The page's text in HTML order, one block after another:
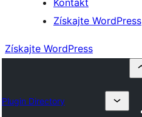
Kontakt
Získajte WordPress
Získajte WordPress
Plugin Directory